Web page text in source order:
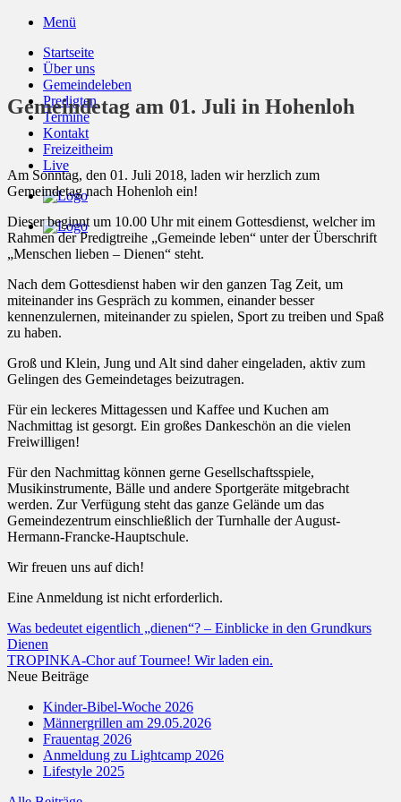
Zum
springen
Menü
Startseite
Über uns
Gemeindeleben
Predigten
Termine
Kontakt
Freizeitheim
Live
Gemeindetag am 01. Juli in Hohenloh
Am Sonntag, den 01. Juli 2018, laden wir herzlich zum
Gemeindetag nach Hohenloh ein!
Dieser beginnt um 10.00 Uhr mit einem Gottesdienst, welcher im
Rahmen der Predigtreihe „Gemeinde leben“ unter der Überschrift
„Menschen lieben – Dienen“ steht.
Nach dem Gottesdienst haben wir den ganzen Tag Zeit, um
miteinander ins Gespräch zu kommen, einander besser
kennenzulernen, miteinander zu spielen, Sport zu treiben und Spaß
zu haben.
Groß und Klein, Jung und Alt sind daher eingeladen, aktiv zum
Gelingen des Gemeindetages beizutragen.
Für ein leckeres Mittagessen und Kaffee und Kuchen am
Nachmittag ist gesorgt. Ein großes Dankeschön an die vielen
Freiwilligen!
Für den Nachmittag können gerne Gesellschaftsspiele,
Musikinstrumente, Bälle und andere Sportgeräte mitgebracht
werden. Zur Verfügung steht das ganze Gelände um das
Gemeindezentrum einschließlich der Turnhalle der August-
Hermann-Francke-Hauptschule.
Wir freuen uns auf dich!
Eine Anmeldung ist nicht erforderlich.
Was bedeutet eigentlich „dienen“? – Einblicke in den Grundkurs
Dienen
TROPINKA-Chor auf Tournee! Wir laden ein.
Neue Beiträge
Kinder-Bibel-Woche 2026
Männergrillen am 29.05.2026
Frauentag 2026
Anmeldung zu Lightcamp 2026
Lifestyle 2025